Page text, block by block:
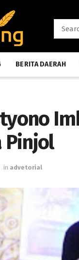
BERITA DAERAH
Pinjol
in advetorial